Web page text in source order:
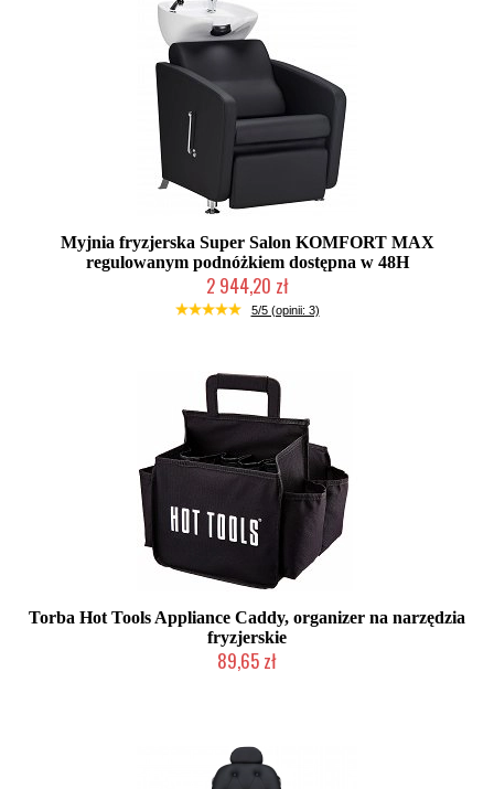
Myjnia fryzjerska Super Salon KOMFORT MAX
regulowanym podnóżkiem dostępna w 48H
2 944,20 zł
W magazynie producenta
5/5 (opinii: 3)
Torba Hot Tools Appliance Caddy, organizer na narzędzia
fryzjerskie
89,65 zł